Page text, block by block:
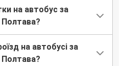
на автобус за
на автобусі за